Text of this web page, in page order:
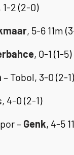
1-2 (2-0)
, 5-6 11m
, 0-1 (1-5)
– Tobol, 3-0 (2-1)
4-0 (2-1)
– Genk, 4-5